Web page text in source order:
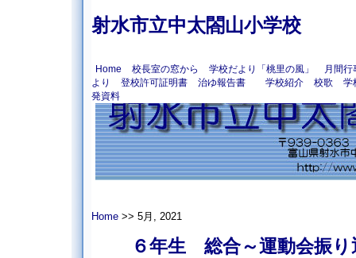
射水市立中太閤山小学校
Home 校長室の窓から 学校だより「桃里の風」
月間行
より
登校許可証明書 治ゆ報告書 学校紹介 校歌
学
発資料
Home >> 5月, 2021
６年生 総合～運動会振り